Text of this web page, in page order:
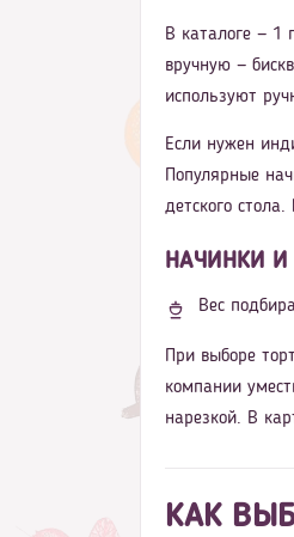
В каталоге — 1
вручную —
используют
Если нужен
Популярные
детского
НАЧИНКИ И
Вес
При выборе
компании
нарезкой. В
КАК